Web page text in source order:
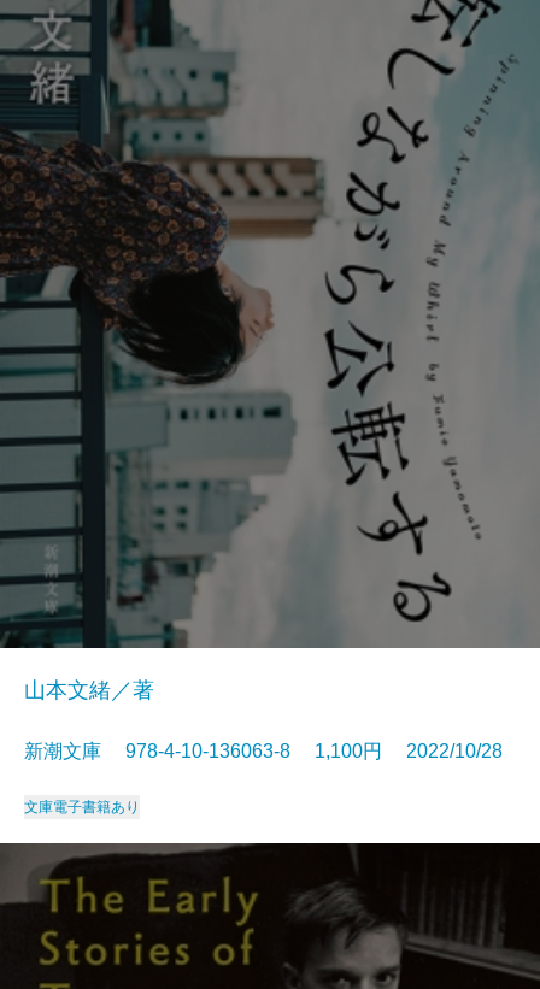
山本文緒／著
新潮文庫 978-4-10-136063-8 1,100円 2022/10/28
文庫電子書籍あり